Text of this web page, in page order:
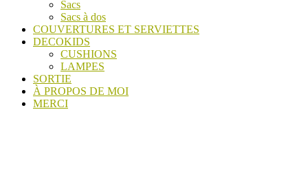
Sacs
Sacs à dos
COUVERTURES ET SERVIETTES
DECOKIDS
CUSHIONS
LAMPES
SORTIE
À PROPOS DE MOI
MERCI